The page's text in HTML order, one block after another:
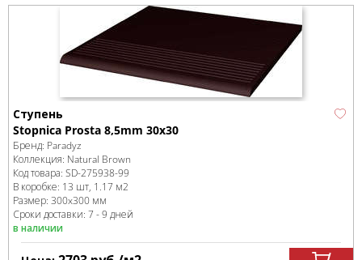
Ступень
Stopnica Prosta 8,5mm 30x30
Бренд: Paradyz
Коллекция: Natural Brown
Код товара: SD-275938-99
В коробке: 13 шт, 1.17 м2
Размер: 300x300 мм
Сроки доставки: 7 - 9 дней
в наличии